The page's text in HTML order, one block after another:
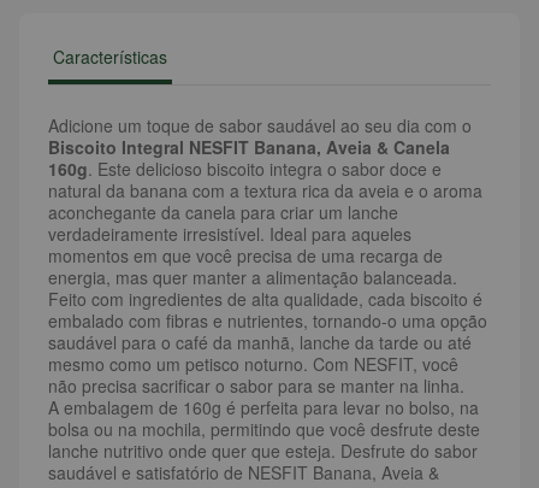
Características
Adicione um toque de sabor saudável ao seu dia com o
Biscoito Integral NESFIT Banana, Aveia & Canela
160g. Este delicioso biscoito integra o sabor doce e
natural da banana com a textura rica da aveia e o aroma
aconchegante da canela para criar um lanche
verdadeiramente irresistível. Ideal para aqueles
momentos em que você precisa de uma recarga de
energia, mas quer manter a alimentação balanceada.
Feito com ingredientes de alta qualidade, cada biscoito é
embalado com fibras e nutrientes, tornando-o uma opção
saudável para o café da manhã, lanche da tarde ou até
mesmo como um petisco noturno. Com NESFIT, você
não precisa sacrificar o sabor para se manter na linha.
A embalagem de 160g é perfeita para levar no bolso, na
bolsa ou na mochila, permitindo que você desfrute deste
lanche nutritivo onde quer que esteja. Desfrute do sabor
saudável e satisfatório de NESFIT Banana, Aveia &